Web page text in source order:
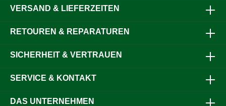
VERSAND & LIEFERZEITEN
RETOUREN & REPARATUREN
SICHERHEIT & VERTRAUEN
SERVICE & KONTAKT
DAS UNTERNEHMEN